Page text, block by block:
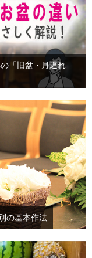
「旧盆・月遅れ
の基本作法